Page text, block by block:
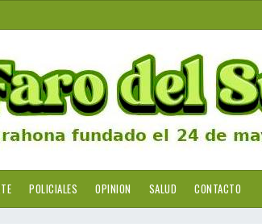
POLICIALES OPINION SALUD CONTACTO